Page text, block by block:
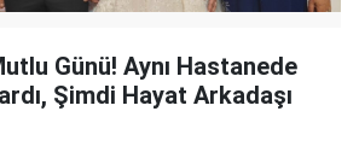
Günü! Aynı Hastanede
Şimdi Hayat Arkadaşı